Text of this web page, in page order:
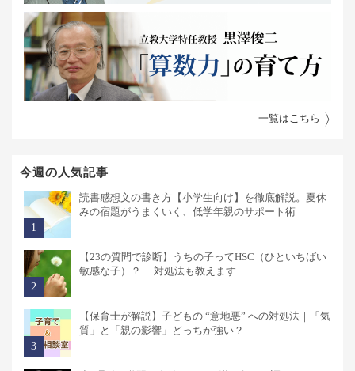
一覧はこちら
今週の人気記事
読書感想文の書き方【小学生向け】を徹底解説。夏休
みの宿題がうまくいく、低学年親のサポート術
【23の質問で診断】うちの子ってHSC（ひといちばい
敏感な子）？ 対処法も教えます
【保育士が解説】子どもの “意地悪” への対処法｜「気
質」と「親の影響」どっちが強い？